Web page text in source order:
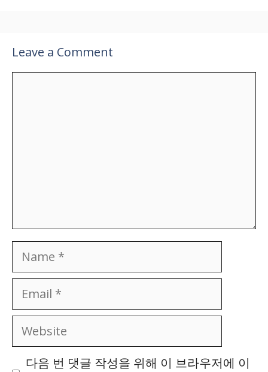
Leave a Comment
Name
Email
Website
다음 번 댓글 작성을 위해 이 브라우저에 이